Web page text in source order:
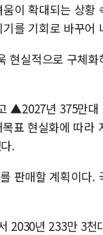
이 확대되는 상황
를 기회로 바꾸어
현실적으로 구체
▲2027년 375만
표 현실화에 따라
.
판매할 계획이다.
2030년 233만 3